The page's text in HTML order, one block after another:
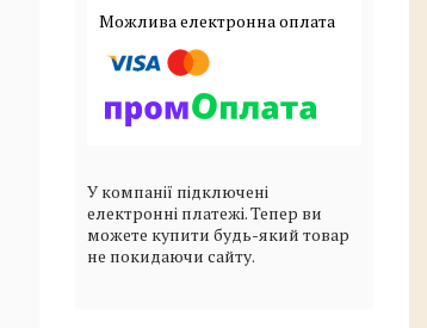
У компанії підключені
електронні платежі. Тепер ви
можете купити будь-який товар
не покидаючи сайту.